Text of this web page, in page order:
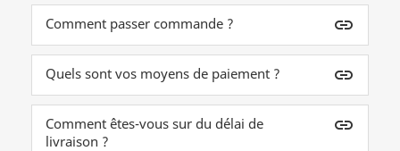
Comment passer commande ? insert_link
Quels sont vos moyens de paiement ? insert_link
Comment êtes-vous sur du délai de
livraison ?
insert_link